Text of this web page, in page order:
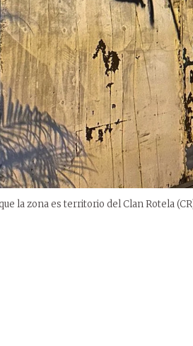
la zona es territorio del Clan Rotela